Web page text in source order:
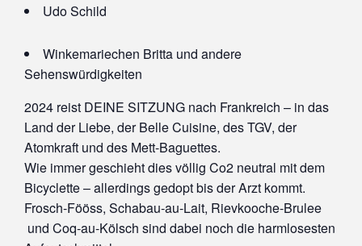
Udo Schild
Winkemariechen Britta und andere
Sehenswürdigkeiten
2024 reist DEINE SITZUNG nach Frankreich – in das
Land der Liebe, der Belle Cuisine, des TGV, der
Atomkraft und des Mett-Baguettes.
Wie immer geschieht dies völlig Co2 neutral mit dem
Bicyclette – allerdings gedopt bis der Arzt kommt.
Frosch-Fööss, Schabau-au-Lait, Rievkooche-Brulee
und Coq-au-Kölsch sind dabei noch die harmlosesten